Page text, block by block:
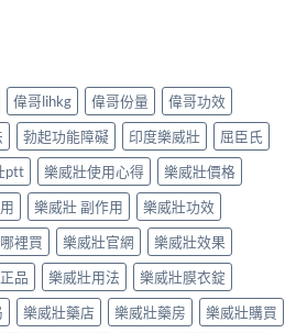
偉哥lihkg 偉哥份量
偉哥功效
勃起功能障礙 印度樂威壯
屈臣氏
ptt 樂威壯使用心得
樂威壯價格
樂威壯 副作用
樂威壯功效
裡買 樂威壯官網
樂威壯效果
品 樂威壯用法
樂威壯膜衣錠
樂威壯藥店 樂威壯藥房
樂威壯購買